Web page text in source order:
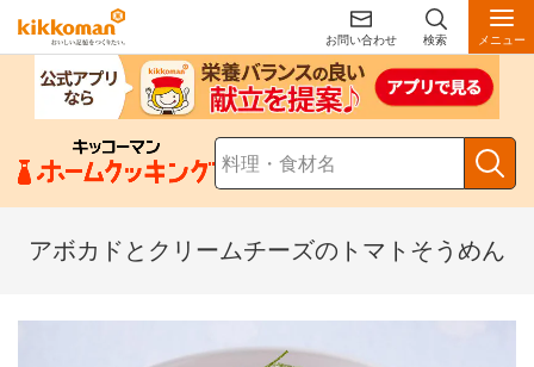
お問い合わせ 検索 メニュー
アボカドとクリームチーズのトマトそうめん